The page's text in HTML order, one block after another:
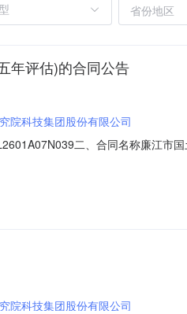
省份地区
年评估)的合同公告
院科技集团股份有限公司
二、合同名称廉江市
计研究院科技集团股份有限公司地
院科技集团股份有限公司